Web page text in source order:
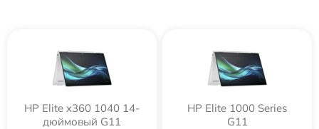
HP Elite x360 1040 14-
дюймовый G11
HP Elite 1000 Series
G11